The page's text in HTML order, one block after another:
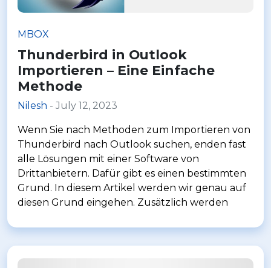
MBOX
Thunderbird in Outlook
Importieren – Eine Einfache
Methode
Nilesh - July 12, 2023
Wenn Sie nach Methoden zum Importieren von
Thunderbird nach Outlook suchen, enden fast
alle Lösungen mit einer Software von
Drittanbietern. Dafür gibt es einen bestimmten
Grund. In diesem Artikel werden wir genau auf
diesen Grund eingehen. Zusätzlich werden